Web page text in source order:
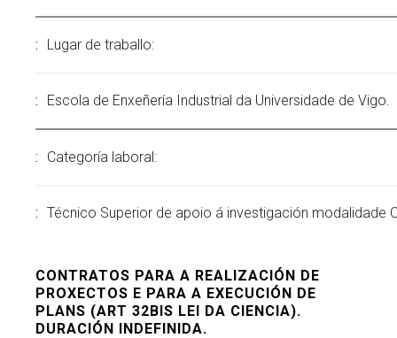
Lugar de traballo:
Escola de Enxeñería Industrial da Universidade de Vigo.
Categoría laboral:
Técnico Superior de apoio á investigación modalidade
CONTRATOS PARA A REALIZACIÓN DE
PROXECTOS E PARA A EXECUCIÓN DE
PLANS (ART 32BIS LEI DA CIENCIA).
DURACIÓN INDEFINIDA.